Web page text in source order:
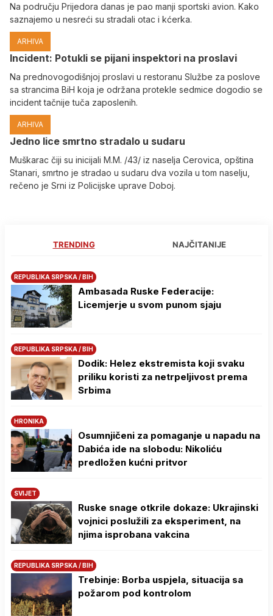
Na području Prijedora danas je pao manji sportski avion. Kako
saznajemo u nesreći su stradali otac i kćerka.
ARHIVA
Incident: Potukli se pijani inspektori na proslavi
Na prednovogodišnjoj proslavi u restoranu Službe za poslove
sa strancima BiH koja je održana protekle sedmice dogodio se
incident tačnije tuča zaposlenih.
ARHIVA
Јedno lice smrtno stradalo u sudaru
Muškarac čiji su inicijali M.M. /43/ iz naselja Cerovica, opština
Stanari, smrtno je stradao u sudaru dva vozila u tom naselju,
rečeno je Srni iz Policijske uprave Doboj.
TRENDING NAJČITANIJE
REPUBLIKA SRPSKA / BIH
Ambasada Ruske Federacije:
Licemjerje u svom punom sjaju
REPUBLIKA SRPSKA / BIH
Dodik: Helez ekstremista koji svaku
priliku koristi za netrpeljivost prema
Srbima
HRONIKA
Osumnjičeni za pomaganje u napadu na
Dabića ide na slobodu: Nikoliću
predložen kućni pritvor
SVIJET
Ruske snage otkrile dokaze: Ukrajinski
vojnici poslužili za eksperiment, na
njima isprobana vakcina
REPUBLIKA SRPSKA / BIH
Trebinje: Borba uspjela, situacija sa
požarom pod kontrolom